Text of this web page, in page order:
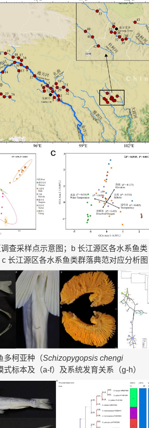
查采样点示意图；b 长江源区各水系鱼类
长江源区各水系鱼类群落典范对应分析图
多柯亚种（Schizopygopsis chengi
式标本及（a-f）及系统发育关系（g-h）